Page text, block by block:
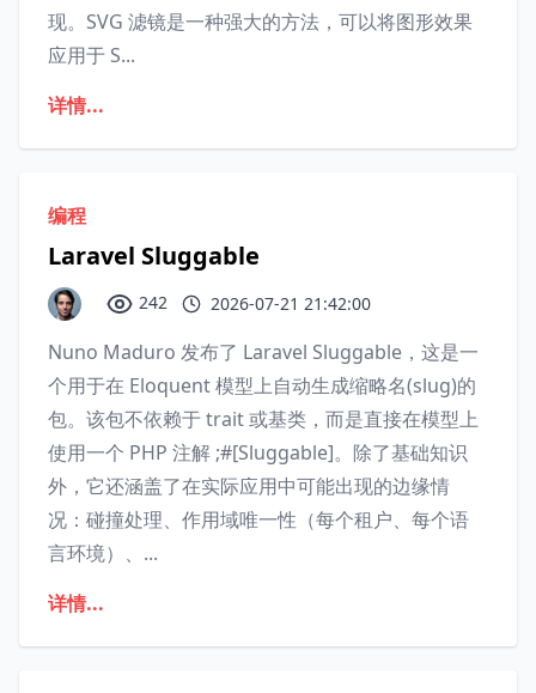
现。SVG 滤镜是一​​种强大的方法，可以将图形效果
应用于 S...
详情...
编程
Laravel Sluggable
242 2026-07-21 21:42:00
Nuno Maduro 发布了 Laravel Sluggable，这是一
个用于在 Eloquent 模型上自动生成缩略名(slug)的
包。该包不依赖于 trait 或基类，而是直接在模型上
使用一个 PHP 注解 ;#[Sluggable]。除了基础知识
外，它还涵盖了在实际应用中可能出现的边缘情
况：碰撞处理、作用域唯一性（每个租户、每个语
言环境）、...
详情...